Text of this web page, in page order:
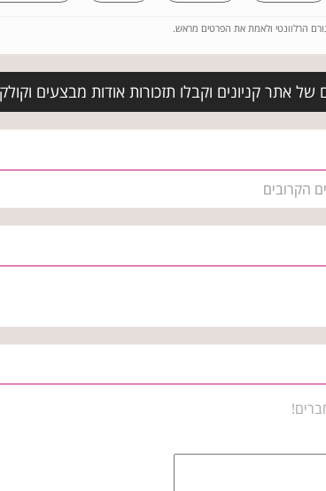
הרלוונטי ולאמת את הפרטים מראש.
אתר קניונים וקבלו תזכורות אודות מבצעים
הקרובים